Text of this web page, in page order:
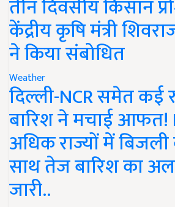
तीन दिवसीय किसान
केंद्रीय कृषि मंत्री
ने किया संबोधित
Weather
दिल्ली-NCR समेत कई
बारिश ने मचाई आफत!
अधिक राज्यों में
साथ तेज बारिश का
जारी..